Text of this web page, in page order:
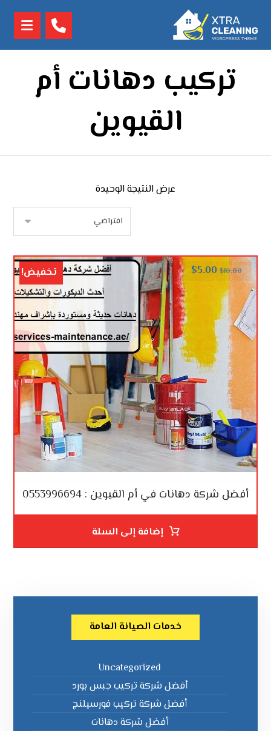
تركيب دهانات أم
القيوين
عرض النتيجة الوحيدة
أفضل شركة دهانات في أم القيوين : 0553996694
$10.00
$5.00 تخفيض!
إضافة إلى السلة
خدمات الصيانة العامة
Uncategorized
أفضل شركة تركيب جبس بورد
أفضل شركة تركيب فورسيلنج
أفضل شركة دهانات